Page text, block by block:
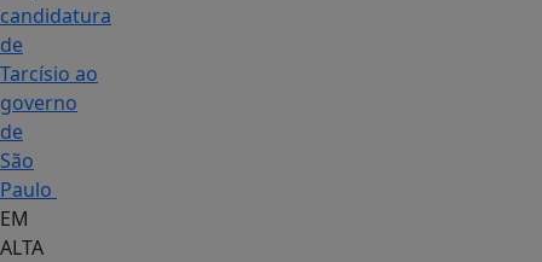
candidatura
de
Tarcísio ao
governo
de
São
Paulo
EM
ALTA